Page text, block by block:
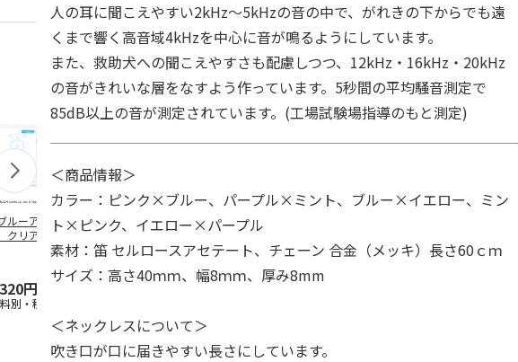
ブルーアーカイ
クリアファイル
テッカーセット
円
別・税込)
アニメ『ジョジョの
奇妙な冒険 黄金の
風』チョコラータと
5.0（7）
1,969円
水森亜土／ステッカ
ーセット
600円
【安青錦】
人の耳に聞こえやすい2kHz～5kHzの音の中で、がれきの下からでも遠
くまで響く高音域4kHzを中心に音が鳴るようにしています。
また、救助犬への聞こえやすさも配慮しつつ、12kHz・16kHz・20kHz
の音がきれいな層をなすよう作っています。5秒間の平均騒音測定で
85dB以上の音が測定されています。(工場試験場指導のもと測定)
＜商品情報＞
カラー：ピンク×ブルー、パープル×ミント、ブルー×イエロー、ミン
ト×ピンク、イエロー×パープル
素材：笛 セルロースアセテート、チェーン 合金（メッキ）長さ60ｃｍ
サイズ：高さ40ｍｍ、幅8ｍｍ、厚み8mm
＜ネックレスについて＞
吹き口が口に届きやすい長さにしています。